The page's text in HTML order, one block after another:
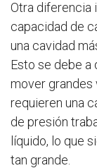
Otra diferencia
capacidad de
una cavidad
Esto se debe a
mover grandes
requieren una
de presión
líquido, lo que
tan grande.